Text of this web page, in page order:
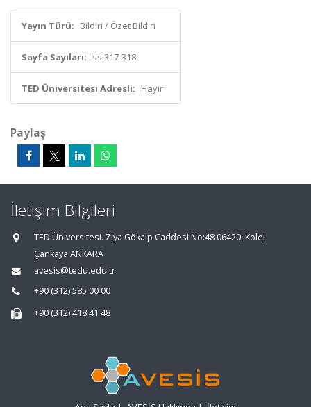
Yayın Türü: Bildiri / Özet Bildiri
Sayfa Sayıları: ss.317-318
TED Üniversitesi Adresli: Hayır
Paylaş
İletişim Bilgileri
TED Üniversitesi. Ziya Gökalp Caddesi No:48 06420, Kolej
Çankaya ANKARA
avesis@tedu.edu.tr
+90 (312) 585 00 00
+90 (312) 418 41 48